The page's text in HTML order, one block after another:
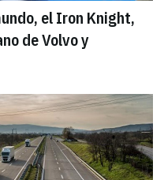
el Iron Knight,
de Volvo y